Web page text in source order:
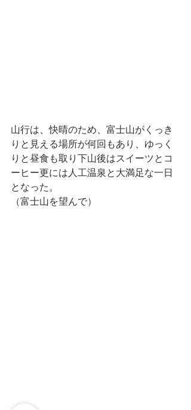
山行は、快晴のため、富士山がくっき
りと見える場所が何回もあり、ゆっく
りと昼食も取り下山後はスイーツとコ
ーヒー更には人工温泉と大満足な一日
となった。
（富士山を望んで）